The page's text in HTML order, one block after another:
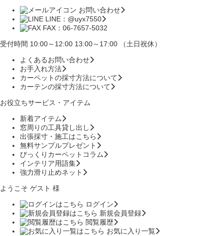
お問い合わせ
LINE：@uyx7550
FAX：06-7657-5032
受付時間 10:00～12:00 13:00～17:00 （土日祝休）
よくあるお問い合わせ
お手入れ方法
カーペットの採寸方法について
カーテンの採寸方法について
お役立ちサービス・アイテム
新着アイテム
窓周りの工具貸し出し
出張採寸・施工はこちら
無料サンプルプレゼント
びっくりカーペットコラム
インテリア用語集
強力滑り止めネット
ようこそ ゲスト 様
ログイン
新規会員登録
閲覧履歴
お気に入り一覧